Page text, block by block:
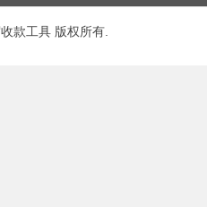
款工具 版权所有.